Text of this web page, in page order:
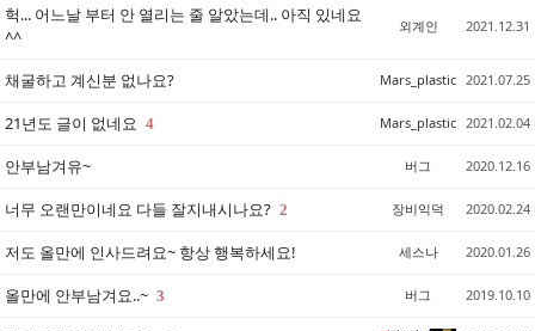
헉... 어느날 부터 안 열리는 줄 알았는데.. 아직 있네요
^^
외계인 2021.12.31
채굴하고 계신분 없나요? Mars_plastic 2021.07.25
21년도 글이 없네요 4 Mars_plastic 2021.02.04
안부남겨유~ 버그 2020.12.16
너무 오랜만이네요 다들 잘지내시나요? 2 장비익덕 2020.02.24
저도 올만에 인사드려요~ 항상 행복하세요! 세스나 2020.01.26
올만에 안부남겨요..~ 3 버그 2019.10.10